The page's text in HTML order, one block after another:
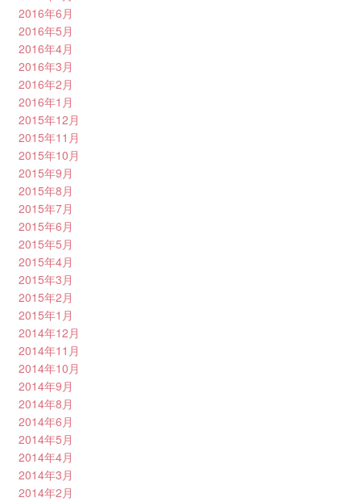
2016年6月
2016年5月
2016年4月
2016年3月
2016年2月
2016年1月
2015年12月
2015年11月
2015年10月
2015年9月
2015年8月
2015年7月
2015年6月
2015年5月
2015年4月
2015年3月
2015年2月
2015年1月
2014年12月
2014年11月
2014年10月
2014年9月
2014年8月
2014年6月
2014年5月
2014年4月
2014年3月
2014年2月